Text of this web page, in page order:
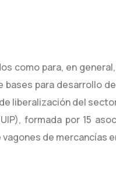
como para, en
para desarrollo
liberalización del
formada por 15
de mercancías